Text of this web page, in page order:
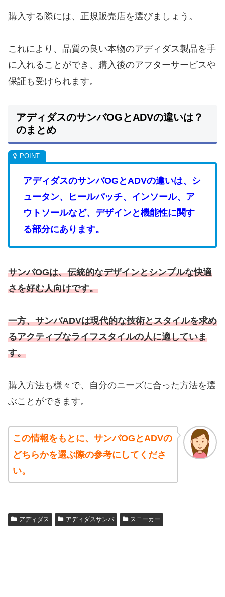
購入する際には、正規販売店を選びましょう。
これにより、品質の良い本物のアディダス製品を手
に入れることができ、購入後のアフターサービスや
保証も受けられます。
アディダスのサンバOGとADVの違いは？
のまとめ
アディダスのサンバOGとADVの違いは、シ
ュータン、ヒールパッチ、インソール、ア
ウトソールなど、デザインと機能性に関す
る部分にあります。
サンバOGは、伝統的なデザインとシンプルな快適
さを好む人向けです。
一方、サンバADVは現代的な技術とスタイルを求め
るアクティブなライフスタイルの人に適していま
す。
購入方法も様々で、自分のニーズに合った方法を選
ぶことができます。
この情報をもとに、サンバOGとADVの
どちらかを選ぶ際の参考にしてくださ
い。
アディダス アディダスサンバ スニーカー